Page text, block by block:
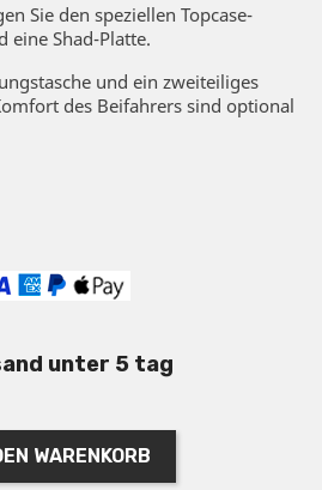
Sie den speziellen Topcase-
eine Shad-Platte.
und ein zweiteiliges
des Beifahrers sind optional
unter 5 tag
WARENKORB